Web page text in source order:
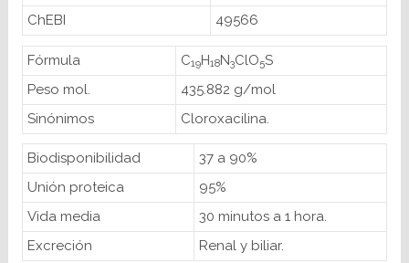
ChEBI
49566
Fórmula C19H18N3ClO5S
Peso mol.
435.882 g/mol
Sinónimos
Cloroxacilina.
Biodisponibilidad
37 a 90%
Unión proteica
95%
Vida media
30 minutos a 1 hora.
Excreción
Renal y biliar.